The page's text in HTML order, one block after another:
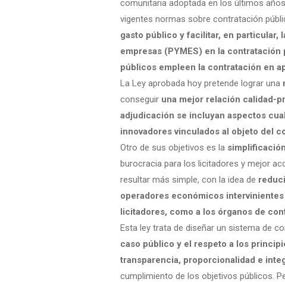
comunitaria adoptada en los últimos
vigentes normas sobre contratación
gasto público y facilitar, en particular,
empresas (PYMES) en la
públicos empleen la contratación en
La Ley aprobada hoy pretende lograr una
conseguir una mejor relación calidad-
adjudicación se incluyan aspectos
innovadores vinculados al objeto del
Otro de sus objetivos es la
burocracia para los licitadores y mejor
resultar más simple, con la idea de
operadores económicos
licitadores, como a los órganos de
Esta ley trata de diseñar un sistema de
caso público y el respeto a los
transparencia, proporcionalidad e
cumplimiento de los objetivos públicos.